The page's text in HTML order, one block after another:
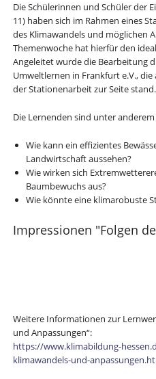
Die Schülerinnen und Schüler der
11) haben sich im Rahmen eines
des Klimawandels und möglichen
Themenwoche hat hierfür den
Angeleitet wurde die Bearbeitung
Umweltlernen in Frankfurt e.V.,
der Stationenarbeit zur Seite stand.
Die Lernenden sind unter
Wie kann ein effizientes
Landwirtschaft aussehen?
Wie wirken sich
Baumbewuchs aus?
Wie könnte eine klimarobuste
Impressionen "Folgen
Weitere Informationen zur
und Anpassungen“:
https://www.klimabildung-
klimawandels-und-